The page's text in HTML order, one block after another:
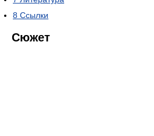
8 Ссылки
Сюжет